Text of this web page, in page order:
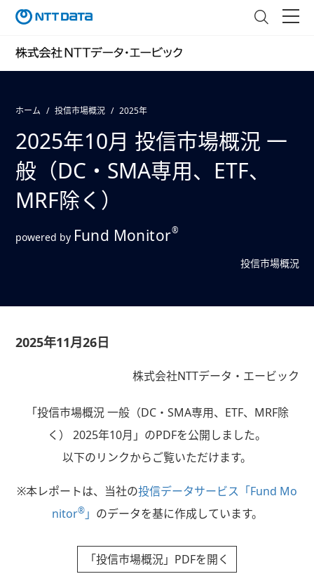
ホーム 投信市場概況 2025年
2025年10月 投信市場概況 一
般（DC・SMA専用、ETF、
MRF除く）
powered by Fund Monitor®
投信市場概況
2025年11月26日
株式会社NTTデータ・エービック
「投信市場概況 一般（DC・SMA専用、ETF、MRF除
く） 2025年10月」のPDFを公開しました。
以下のリンクからご覧いただけます。
※本レポートは、当社の投信データサービス「Fund Mo
nitor®」 のデータを基に作成しています。
「投信市場概況」PDFを開く